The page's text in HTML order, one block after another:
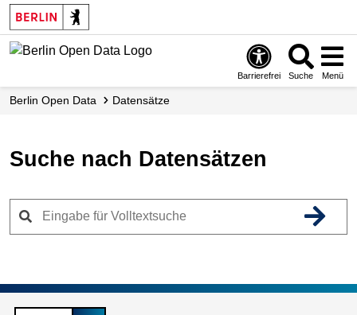
Skip
to
main
Barrierefrei Suche Menü
Berlin Open Data Datensätze
Suche nach Datensätzen